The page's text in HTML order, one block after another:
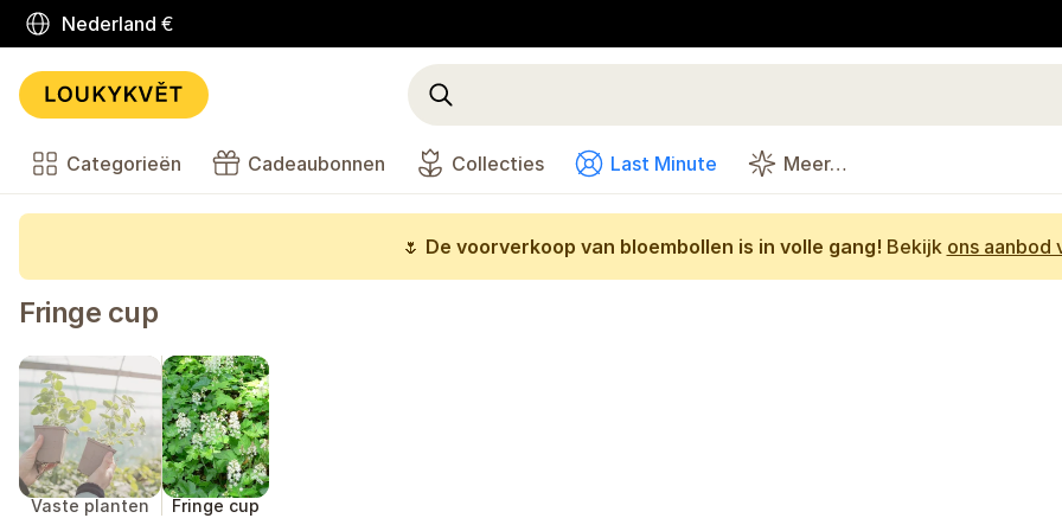
Nederland €
Categorieën Cadeaubonnen Collecties Last Minute Meer…
🌷 De voorverkoop van bloembollen is in volle gang! Bekijk ons aanbod
Fringe cup
Vaste planten Fringe cup